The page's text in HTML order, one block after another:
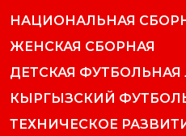
НАЦИОНАЛЬНАЯ
ЖЕНСКАЯ СБОРНАЯ
ДЕТСКАЯ ФУТБОЛЬНАЯ
КЫРГЫЗСКИЙ
ТЕХНИЧЕСКОЕ